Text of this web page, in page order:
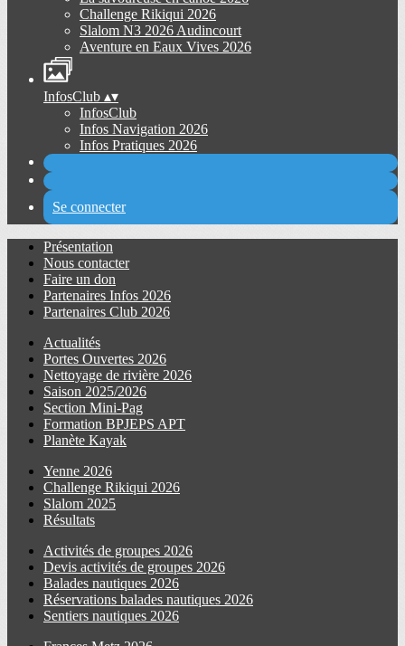
Challenge Rikiqui 2026
Slalom N3 2026 Audincourt
Aventure en Eaux Vives 2026
InfosClub ▴▾
InfosClub
Infos Navigation 2026
Infos Pratiques 2026
Se connecter
Présentation
Nous contacter
Faire un don
Partenaires Infos 2026
Partenaires Club 2026
Actualités
Portes Ouvertes 2026
Nettoyage de rivière 2026
Saison 2025/2026
Section Mini-Pag
Formation BPJEPS APT
Planète Kayak
Yenne 2026
Challenge Rikiqui 2026
Slalom 2025
Résultats
Activités de groupes 2026
Devis activités de groupes 2026
Balades nautiques 2026
Réservations balades nautiques 2026
Sentiers nautiques 2026